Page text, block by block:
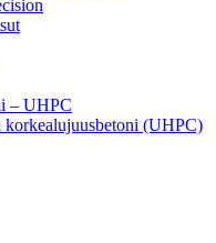
– UHPC
(UHPC)